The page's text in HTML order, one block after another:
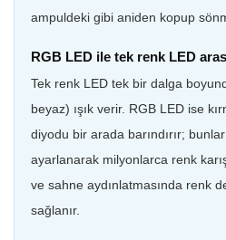
ampuldeki gibi aniden kopup
RGB LED ile tek renk LED
Tek renk LED tek bir dalga
beyaz) ışık verir. RGB LED ise
diyodu bir arada barındırır;
ayarlanarak milyonlarca renk
ve sahne aydınlatmasında renk
sağlanır.